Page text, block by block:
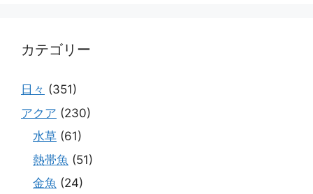
カテゴリー
日々 (351)
アクア (230)
水草 (61)
熱帯魚 (51)
金魚 (24)